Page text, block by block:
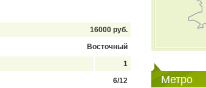
16000 руб.
Восточный
1
6/12 Метро